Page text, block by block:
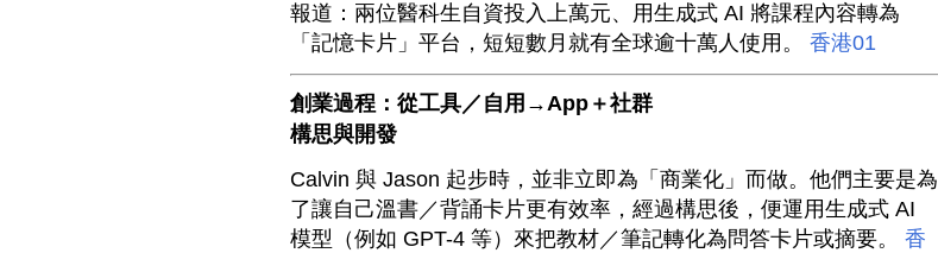
報道：兩位醫科生自資投入上萬元、用生成式 AI 將課程內容轉為
「記憶卡片」平台，短短數月就有全球逾十萬人使用。 香港01
創業過程：從工具／自用→App＋社群
構思與開發
Calvin 與 Jason 起步時，並非立即為「商業化」而做。他們主要是為
了讓自己溫書／背誦卡片更有效率，經過構思後，便運用生成式 AI
模型（例如 GPT-4 等）來把教材／筆記轉化為問答卡片或摘要。 香